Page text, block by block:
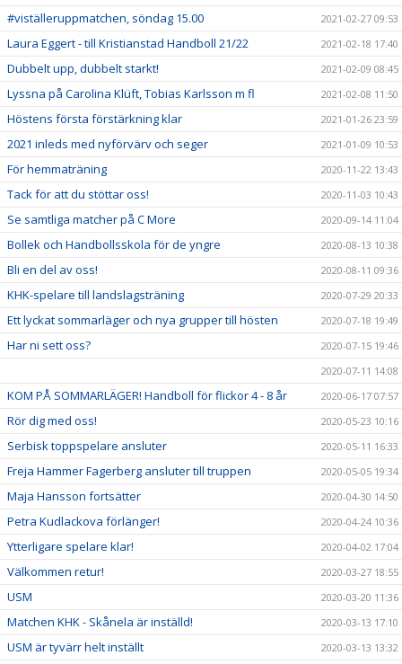
#viställeruppmatchen, söndag 15.00 2021-02-27 09:53
Laura Eggert - till Kristianstad Handboll 21/22 2021-02-18 17:40
Dubbelt upp, dubbelt starkt! 2021-02-09 08:45
Lyssna på Carolina Klüft, Tobias Karlsson m fl 2021-02-08 11:50
Höstens första förstärkning klar 2021-01-26 23:59
2021 inleds med nyförvärv och seger 2021-01-09 10:53
För hemmaträning 2020-11-22 13:43
Tack för att du stöttar oss! 2020-11-03 10:43
Se samtliga matcher på C More 2020-09-14 11:04
Bollek och Handbollsskola för de yngre 2020-08-13 10:38
Bli en del av oss! 2020-08-11 09:36
KHK-spelare till landslagsträning 2020-07-29 20:33
Ett lyckat sommarläger och nya grupper till hösten 2020-07-18 19:49
Har ni sett oss?
2020-07-15 19:46
2020-07-11 14:08
KOM PÅ SOMMARLÄGER! Handboll för flickor 4 - 8 år 2020-06-17 07:57
Rör dig med oss! 2020-05-23 10:16
Serbisk toppspelare ansluter 2020-05-11 16:33
Freja Hammer Fagerberg ansluter till truppen 2020-05-05 19:34
Maja Hansson fortsätter 2020-04-30 14:50
Petra Kudlackova förlänger! 2020-04-24 10:36
Ytterligare spelare klar! 2020-04-02 17:04
Välkommen retur! 2020-03-27 18:55
USM 2020-03-20 11:36
Matchen KHK - Skånela är inställd! 2020-03-13 17:10
USM är tyvärr helt inställt 2020-03-13 13:32